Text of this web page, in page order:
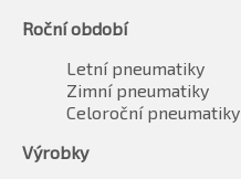
Roční období
Letní pneumatiky
Zimní pneumatiky
Celoroční pneumatiky
Výrobky